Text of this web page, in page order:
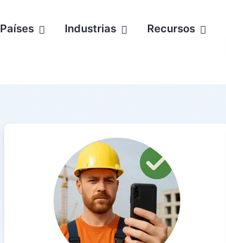
Países Industrias Recursos